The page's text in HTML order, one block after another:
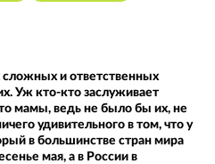
и ответственных
Уж кто-кто заслуживает
мамы, ведь не было бы их, не
удивительного в том, что у
в большинстве стран мира
мая, а в России в